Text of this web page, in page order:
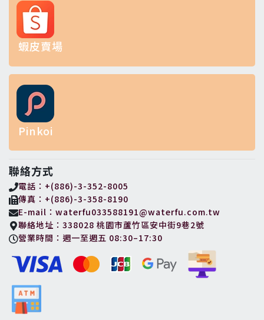
蝦皮賣場
Pinkoi
聯絡方式
電話：+(886)-3-352-8005
傳真：+(886)-3-358-8190
E-mail：waterfu033588191@waterfu.com.tw
聯絡地址：338028 桃園市蘆竹區安中街9巷2號
營業時間：週一至週五 08:30–17:30